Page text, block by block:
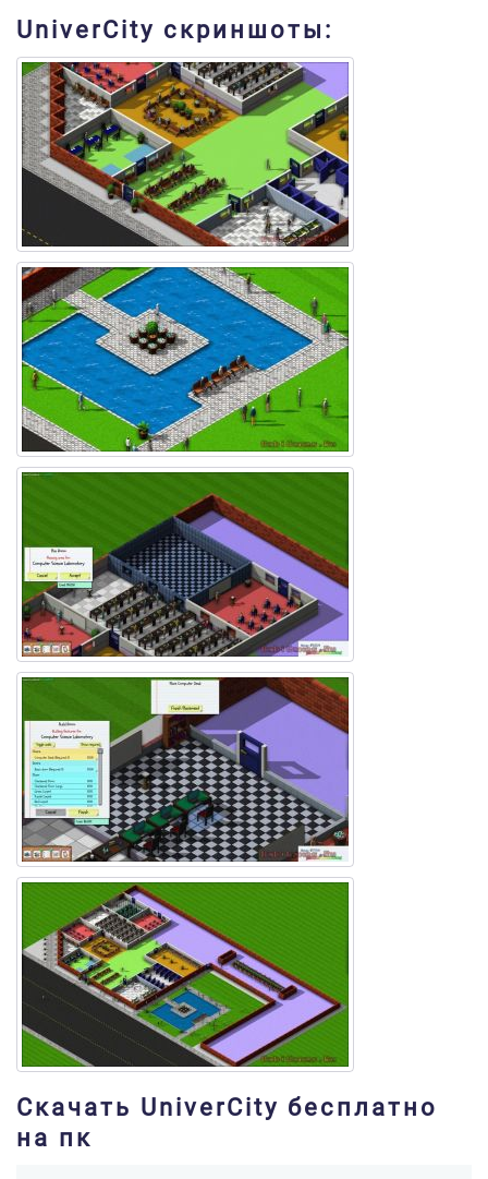
UniverCity скриншоты:
Скачать UniverCity бесплатно
на пк